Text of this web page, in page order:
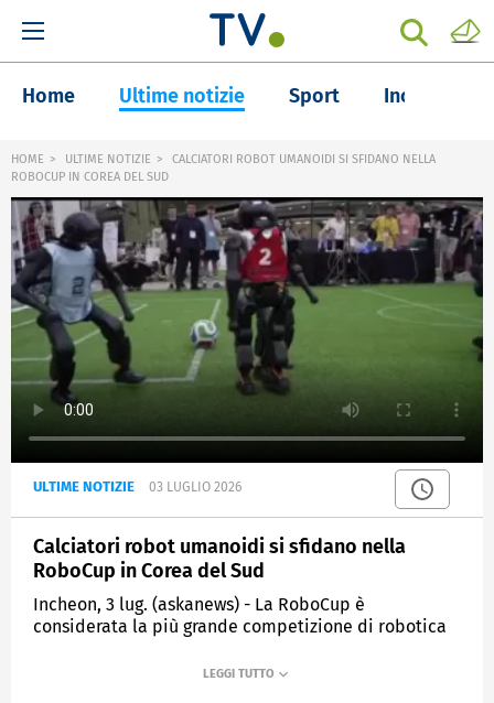
Home Ultime notizie Sport Inchieste
HOME ULTIME NOTIZIE
CALCIATORI ROBOT UMANOIDI SI SFIDANO NELLA
ROBOCUP IN COREA DEL SUD
ULTIME NOTIZIE 03 LUGLIO 2026
Calciatori robot umanoidi si sfidano nella
RoboCup in Corea del Sud
Incheon, 3 lug. (askanews) - La RoboCup è
considerata la più grande competizione di robotica
del Sud. Si gioca su campi compatti di circa 18 per